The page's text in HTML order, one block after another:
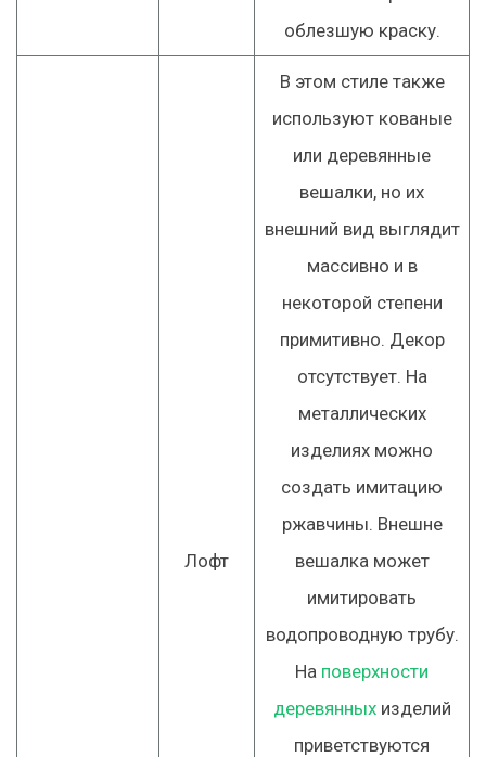
облезшую краску.
Лофт
В этом стиле также
используют кованые
или деревянные
вешалки, но их
внешний вид выглядит
массивно и в
некоторой степени
примитивно. Декор
отсутствует. На
металлических
изделиях можно
создать имитацию
ржавчины. Внешне
вешалка может
имитировать
водопроводную трубу.
На поверхности
деревянныхизделий
приветствуются